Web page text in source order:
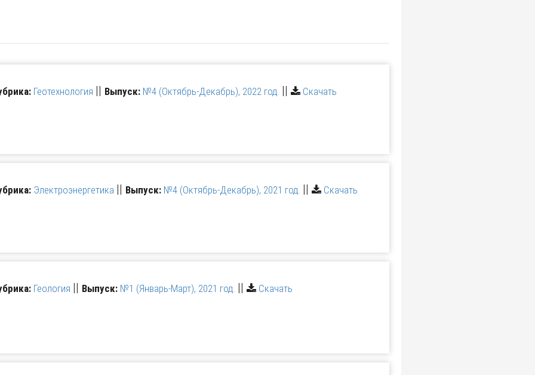
Геотехнология || Выпуск: №4 (Октябрь-Декабрь), 2022 год. || Скачать
Электроэнергетика || Выпуск: №4 (Октябрь-Декабрь), 2021 год. || Скачать
Геология || Выпуск: №1 (Январь-Март), 2021 год. || Скачать